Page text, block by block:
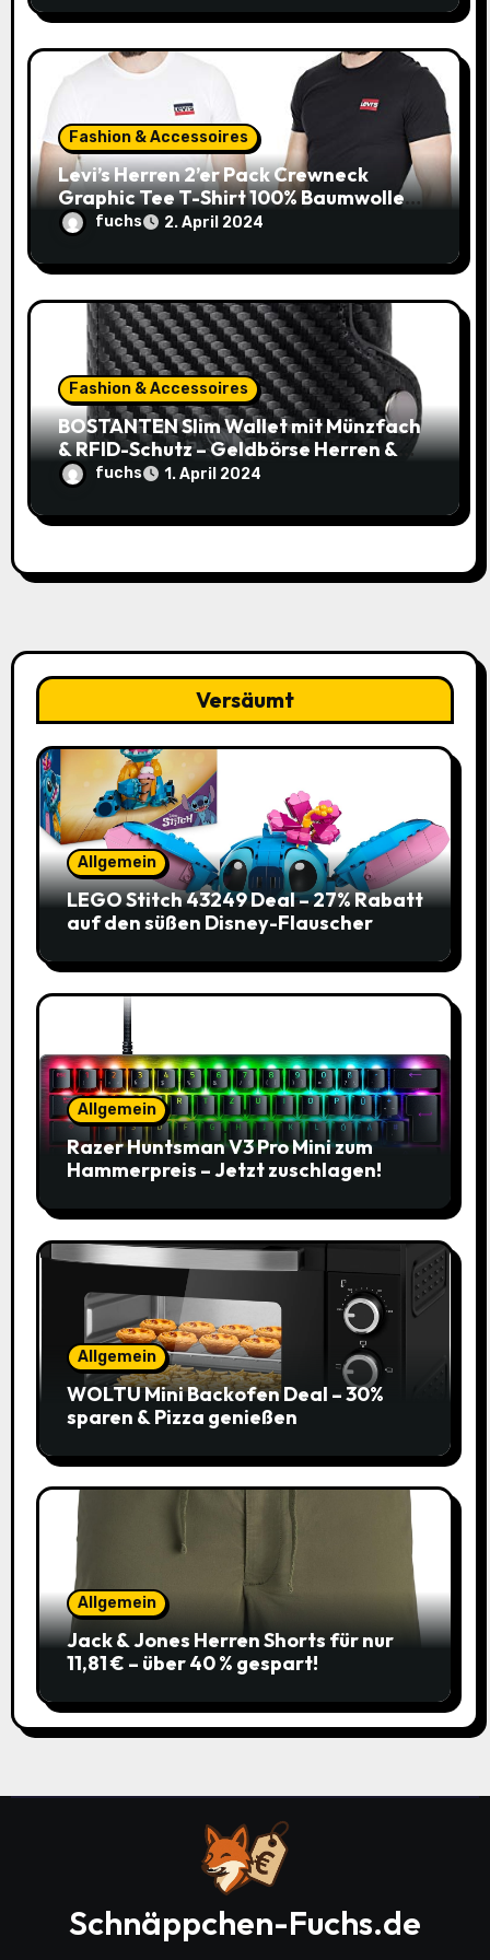
Fashion & Accessoires
Levi’s Herren 2’er Pack Crewneck
Graphic Tee T-Shirt 100% Baumwolle
(Gr. XXS-XXL) – 20€ statt 36,19€!
fuchs 2. April 2024
Fashion & Accessoires
BOSTANTEN Slim Wallet mit Münzfach
& RFID-Schutz – Geldbörse Herren &
Damen Klein mit Kartenetui – Mini
Portmonee Karten Geldbeutel Herren
– Smart Wallets for Men (Schwarz) für
fuchs 1. April 2024
Versäumt
Allgemein
LEGO Stitch 43249 Deal – 27% Rabatt
auf den süßen Disney-Flauscher
Allgemein
Razer Huntsman V3 Pro Mini zum
Hammerpreis – Jetzt zuschlagen!
Allgemein
WOLTU Mini Backofen Deal – 30%
sparen & Pizza genießen
Allgemein
Jack & Jones Herren Shorts für nur
11,81 € – über 40 % gespart!
Schnäppchen-Fuchs.de